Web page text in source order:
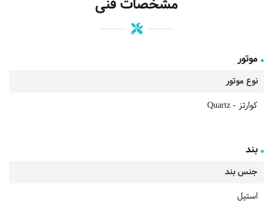
مشخصات فنی
موتور
نوع موتور
کوارتز - Quartz
بند
جنس بند
استیل